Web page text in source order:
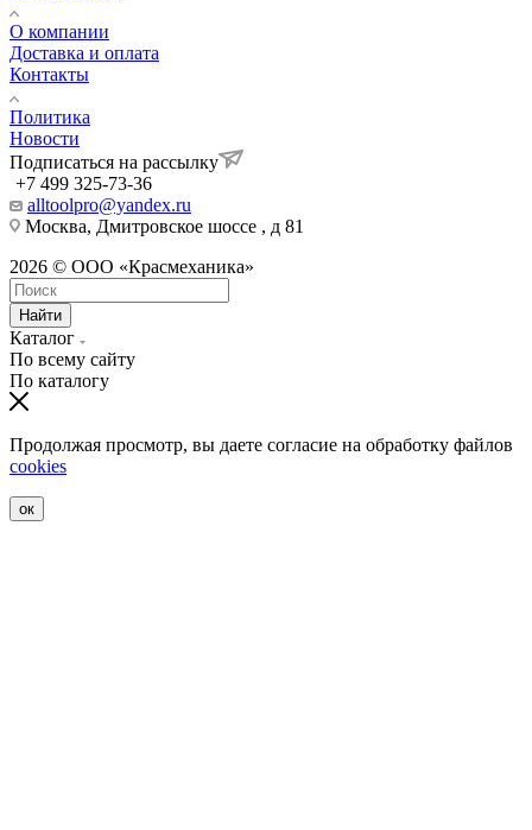
О компании
Доставка и оплата
Контакты
Политика
Новости
Подписаться на рассылку
+7 499 325-73-36
alltoolpro@yandex.ru
Москва, Дмитровское шоссе , д 81
2026 © ООО «Красмеханика»
Найти
Каталог
По всему сайту
По каталогу
Продолжая просмотр, вы даете согласие на обработку файлов
cookies
ок